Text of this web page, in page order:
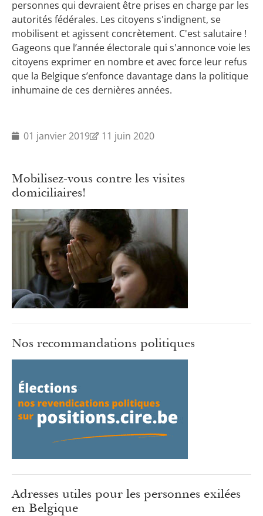
personnes qui devraient être prises en charge par les
autorités fédérales. Les citoyens s'indignent, se
mobilisent et agissent concrètement. C'est salutaire !
Gageons que l’année électorale qui s'annonce voie les
citoyens exprimer en nombre et avec force leur refus
que la Belgique s’enfonce davantage dans la politique
inhumaine de ces dernières années.
01 janvier 2019 11 juin 2020
Mobilisez-vous contre les visites
domiciliaires!
Nos recommandations politiques
Adresses utiles pour les personnes exilées
en Belgique